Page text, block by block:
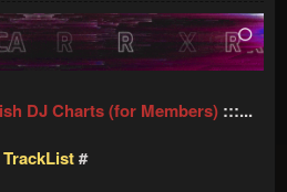
ç
t
a
r
h
DJ Charts (for Members) :::...
TrackList#